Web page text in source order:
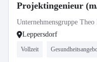
Projektingenieur
Unternehmensgruppe
Leppersdorf
Vollzeit